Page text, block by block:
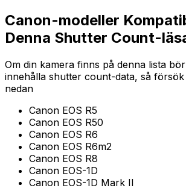
Canon-modeller
Denna Shutter Count-
Om din kamera finns på denna lista
innehålla shutter count-data, så
nedan
Canon EOS R5
Canon EOS R50
Canon EOS R6
Canon EOS R6m2
Canon EOS R8
Canon EOS-1D
Canon EOS-1D Mark II